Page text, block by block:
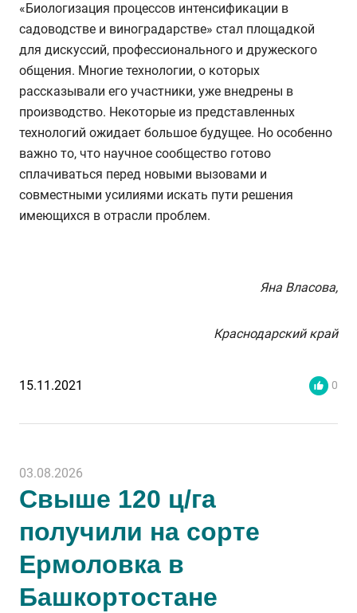
«Биологизация процессов интенсификации в
садоводстве и виноградарстве» стал площадкой
для дискуссий, профессионального и дружеского
общения. Многие технологии, о которых
рассказывали его участники, уже внедрены в
производство. Некоторые из представленных
технологий ожидает большое будущее. Но особенно
важно то, что научное сообщество готово
сплачиваться перед новыми вызовами и
совместными усилиями искать пути решения
имеющихся в отрасли проблем.
Яна Власова,
Краснодарский край
15.11.2021 0
03.08.2026
Свыше 120 ц/га
получили на сорте
Ермоловка в
Башкортостане